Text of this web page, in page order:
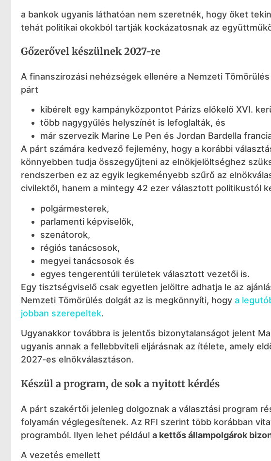
a bankok ugyanis láthatóan nem szeretnék, hogy őket
tehát politikai okokból tartják kockázatosnak az
Gőzerővel készülnek 2027-re
A finanszírozási nehézségek ellenére a Nemzeti
párt
kibérelt egy kampányközpontot Párizs előkelő XVI.
több nagygyűlés helyszínét is lefoglalták, és
már szervezik Marine Le Pen és Jordan Bardella
A párt számára kedvező fejlemény, hogy a korábbi
könnyebben tudja összegyűjteni az elnökjelöltséghez
rendszerben ez az egyik legkeményebb szűrő az
civilektől, hanem a mintegy 42 ezer választott politikustól
polgármesterek,
parlamenti képviselők,
szenátorok,
régiós tanácsosok,
megyei tanácsosok és
egyes tengerentúli területek választott vezetői is.
Egy tisztségviselő csak egyetlen jelöltre adhatja le az
Nemzeti Tömörülés dolgát az is megkönnyíti, hogy a
jobban szerepeltek.
Ugyanakkor továbbra is jelentős bizonytalanságot jelent
ugyanis annak a fellebbviteli eljárásnak az ítélete, amely
2027-es elnökválasztáson.
Készül a program, de sok a nyitott kérdés
A párt szakértői jelenleg dolgoznak a választási program
folyamán véglegesítenek. Az RFI szerint több korábban
programból. Ilyen lehet például a kettős állampolgárok
A vezetés emellett